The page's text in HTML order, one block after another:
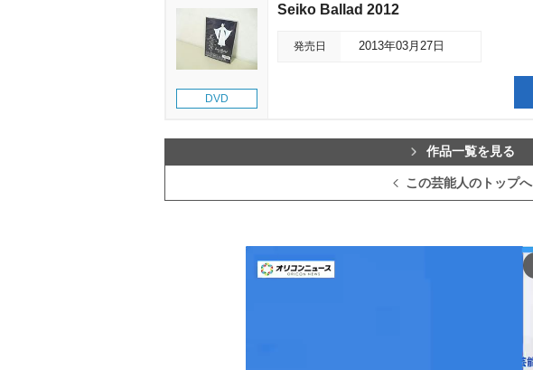
DVD
Seiko Ballad 2012
発売日 2013年03月27日
作品一覧を見る
この芸能人のトップへ